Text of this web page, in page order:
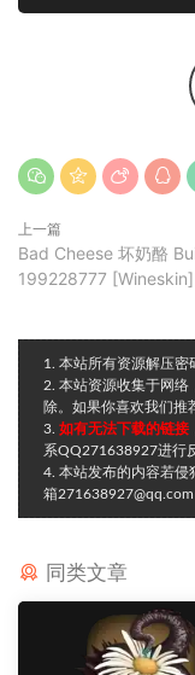
上一篇
Bad Cheese 坏奶酪
199228777 [Wineskin]
1. 本站所有资源解压密
2. 本站资源收集于网络
除。如果你喜欢我们推
3. 如有无法下载的链接
系QQ271638927进行
4. 本站发布的内容若侵
箱
同类文章